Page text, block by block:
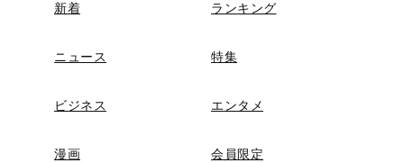
新着 ランキング
ニュース 特集
ビジネス エンタメ
漫画 会員限定